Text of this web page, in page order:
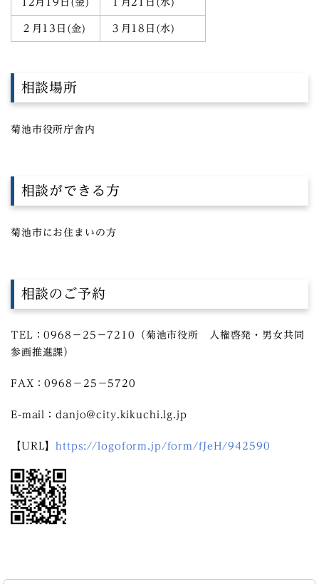
２月13日(金) ３月18日(水)
相談場所
菊池市役所庁舎内
相談ができる方
菊池市にお住まいの方
相談のご予約
TEL：0968－25－7210（菊池市役所 人権啓発・男女共同
参画推進課）
FAX：0968－25－5720
E-mail：danjo@city.kikuchi.lg.jp
【URL】 https://logoform.jp/form/fJeH/942590